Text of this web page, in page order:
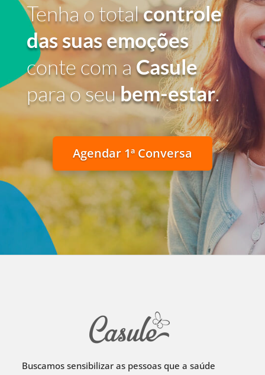
Tenha o totalcontrole
das suas emoções
conte com a Casule
para o seubem-estar.
Agendar 1ª Conversa
Buscamos sensibilizar as pessoas que a saúde